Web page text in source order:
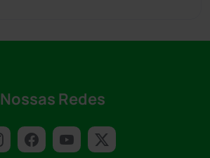
Nossas Redes